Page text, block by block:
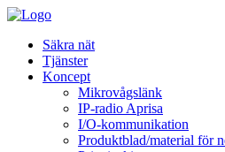
Säkra nät
Tjänster
Koncept
Mikrovågslänk
IP-radio Aprisa
I/O-kommunikation
Produktblad/material för